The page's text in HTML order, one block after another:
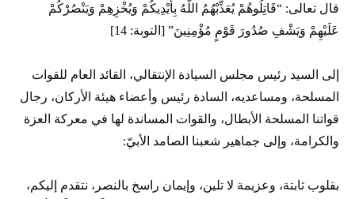
قال تعالى: “قَاتِلُوهُمْ يُعَذِّبْهُمُ اللَّهُ بِأَيْدِيكُمْ وَيُخْزِهِمْ وَيَنْصُرْكُمْ
عَلَيْهِمْ وَيَشْفِ صُدُورَ قَوْمٍ مُؤْمِنِينَ” [التوبة: 14]
إلى السيد رئيس مجلس السيادة الإنتقالي، القائد العام للقوات
المسلحة، ومساعديه، السادة رئيس وأعضاء هيئة الأركان، رجال
قواتنا المسلحة الأبطال، والقوات المساندة لها في معركة العزة
والكرامة، وإلى جماهير شعبنا الصامد الأبيّ:
بقلوب ثابتة، وعزيمة لا تلين، وإيمان راسخ بالنصر، نتقدم إليكم،